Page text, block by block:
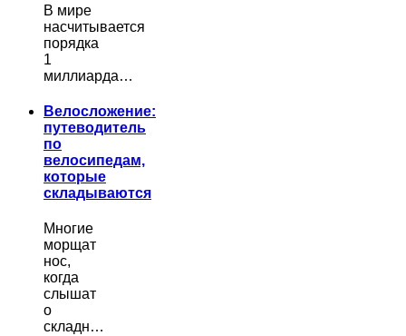
В мире
насчитывается
порядка
1
миллиарда…
Велосложение:
путеводитель
по
велосипедам,
которые
складываются
Многие
морщат
нос,
когда
слышат
о
складн…